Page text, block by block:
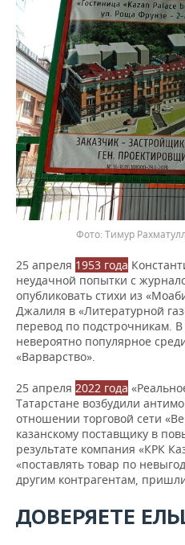
Фото: Тимур
25 апреля 1953 года
неудачной попытки с
опубликовать стихи из
Джалиля в «Литературной
перевод по подстрочникам.
невероятно популярное
«Варварство».
25 апреля 2022 года
Татарстане возбудили
отношении торговой сети
казанскому поставщику в
результате компания «КРК
«поставлять товар по
другим контрагентам,
ДОВЕРЯЕТЕ